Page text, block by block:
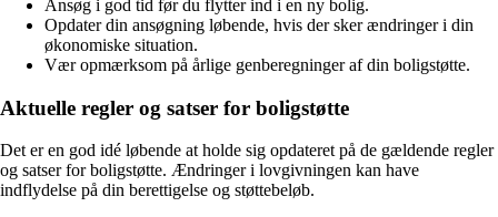
Ansøg i god tid før du flytter ind i en ny bolig.
Opdater din ansøgning løbende, hvis der sker ændringer i din
økonomiske situation.
Vær opmærksom på årlige genberegninger af din boligstøtte.
Aktuelle regler og satser for boligstøtte
Det er en god idé løbende at holde sig opdateret på de gældende regler
og satser for boligstøtte. Ændringer i lovgivningen kan have
indflydelse på din berettigelse og støttebeløb.